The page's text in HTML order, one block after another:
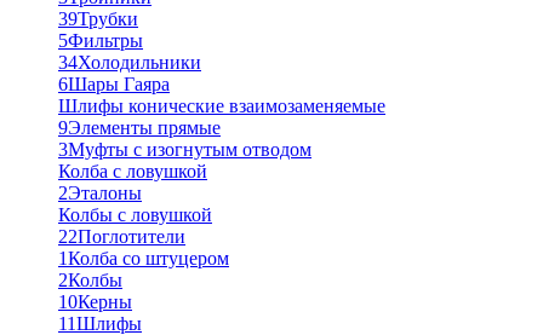
39Трубки
5Фильтры
34Холодильники
6Шары Гаяра
Шлифы конические взаимозаменяемые
9Элементы прямые
3Муфты с изогнутым отводом
Колба с ловушкой
2Эталоны
Колбы с ловушкой
22Поглотители
1Колба со штуцером
2Колбы
10Керны
11Шлифы